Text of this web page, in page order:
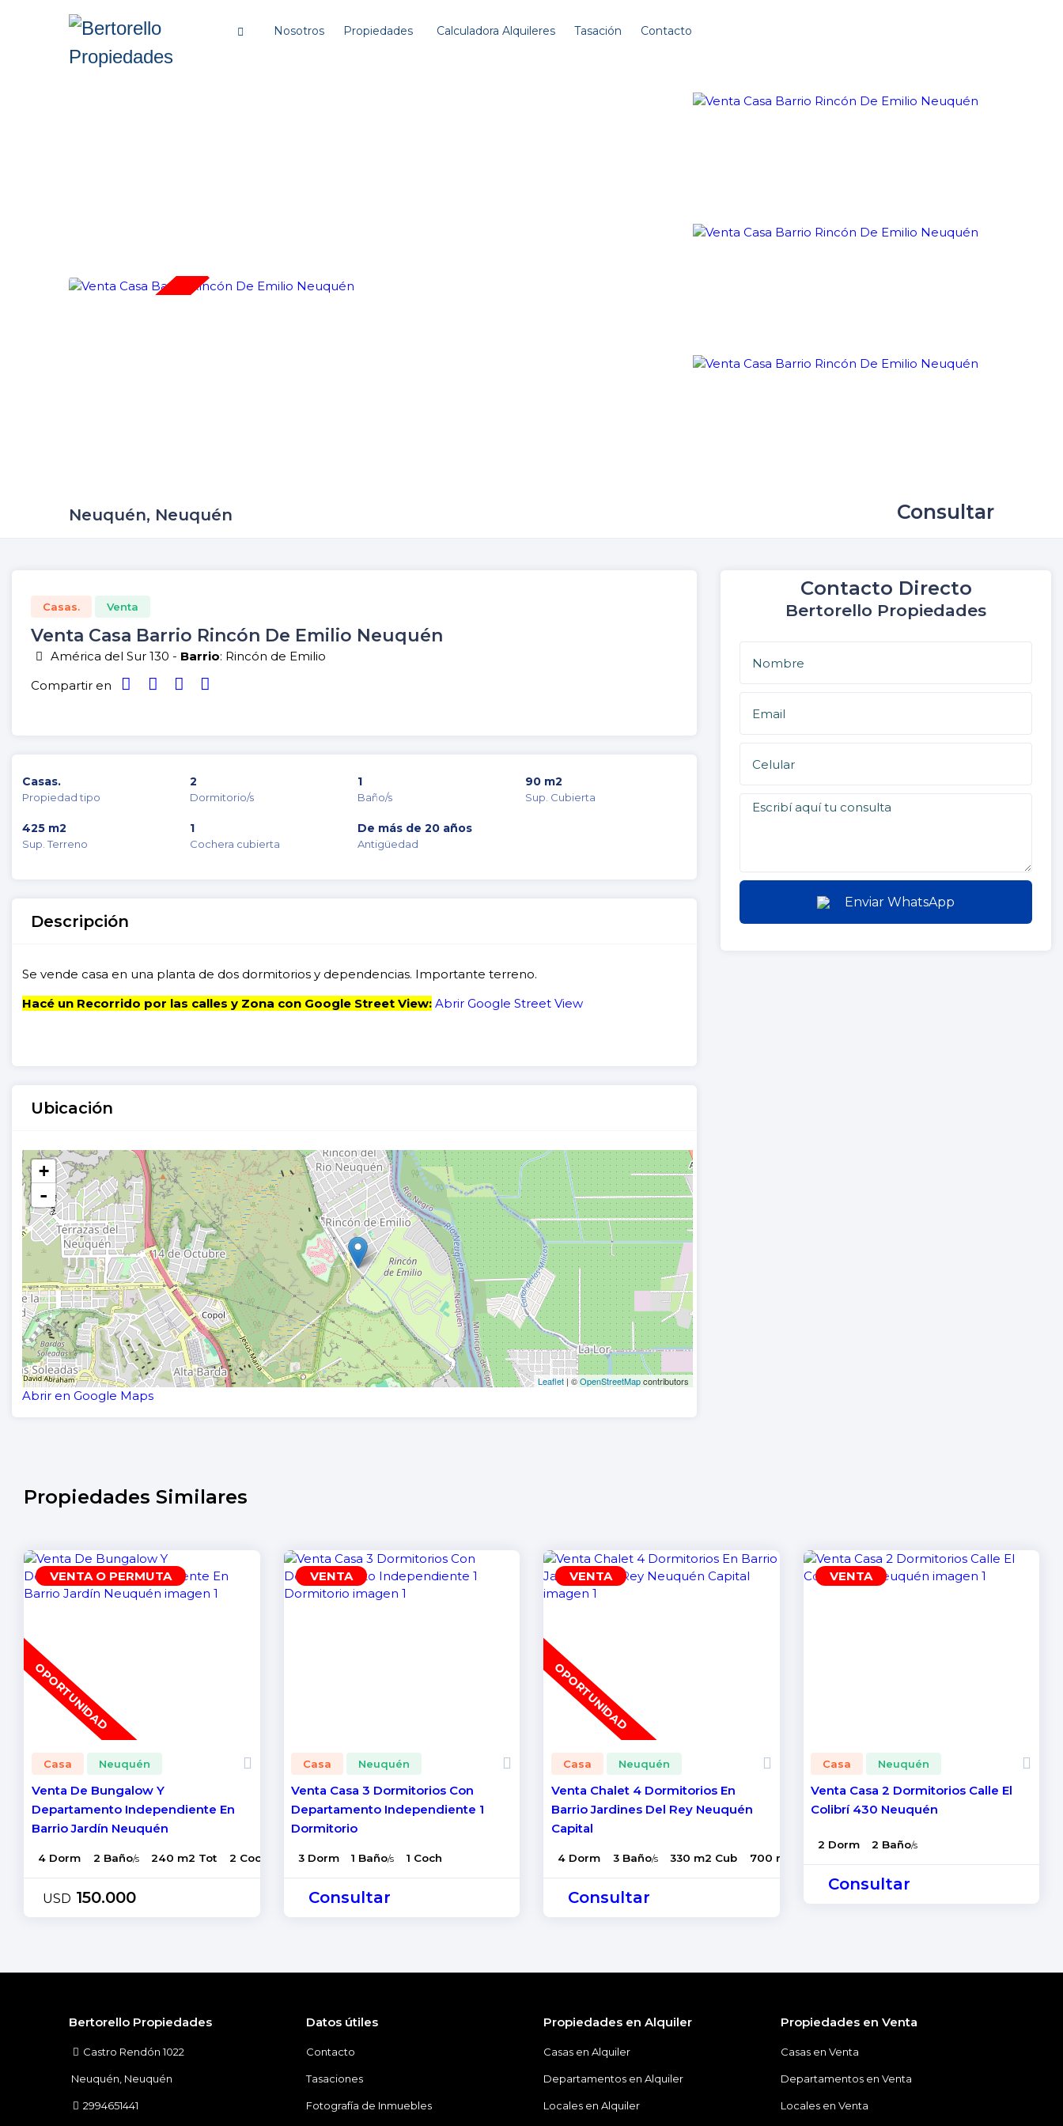
Nosotros Propiedades Calculadora Alquileres Tasación Contacto
Neuquén, Neuquén Consultar
Casas. Venta
Venta Casa Barrio Rincón De Emilio Neuquén
América del Sur 130 - Barrio: Rincón de Emilio
Compartir en
Casas.
Propiedad tipo
2
Dormitorio/s
1
Baño/s
90 m2
Sup. Cubierta
425 m2
Sup. Terreno
1
Cochera cubierta
De más de 20 años
Antigüedad
Descripción
Se vende casa en una planta de dos dormitorios y dependencias. Importante terreno.
Hacé un Recorrido por las calles y Zona con Google Street View: Abrir Google Street View
Ubicación
+
-
Leaflet | ©OpenStreetMapcontributors
Abrir en Google Maps
Contacto Directo
Bertorello Propiedades
Enviar WhatsApp
Propiedades Similares
VENTA O PERMUTA
OPORTUNIDAD
Casa Neuquén
Venta De Bungalow Y
Departamento Independiente En
Barrio Jardín Neuquén
4 Dorm 2 Baño/s 240 m2 Tot 2 Coch
USD 150.000
VENTA
Casa Neuquén
Venta Casa 3 Dormitorios Con
Departamento Independiente 1
Dormitorio
3 Dorm 1 Baño/s 1 Coch
Consultar
VENTA
OPORTUNIDAD
Casa Neuquén
Venta Chalet 4 Dormitorios En
Barrio Jardines Del Rey Neuquén
Capital
4 Dorm 3 Baño/s 330 m2 Cub 700 m2 Tot
Consultar
VENTA
Casa Neuquén
Venta Casa 2 Dormitorios Calle El
Colibrí 430 Neuquén
2 Dorm 2 Baño/s
Consultar
Bertorello Propiedades
Castro Rendón 1022
Neuquén, Neuquén
2994651441
Datos útiles
Contacto
Tasaciones
Fotografía de Inmuebles
Propiedades en Alquiler
Casas en Alquiler
Departamentos en Alquiler
Locales en Alquiler
Propiedades en Venta
Casas en Venta
Departamentos en Venta
Locales en Venta